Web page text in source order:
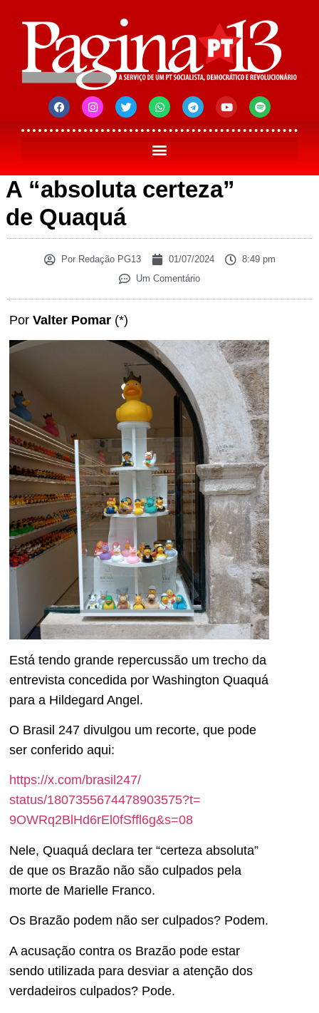
A “absoluta certeza”
de Quaquá
PorRedação PG13 01/07/2024
8:49 pm
Um Comentário
Por Valter Pomar (*)
Está tendo grande repercussão um trecho da
entrevista concedida por Washington Quaquá
para a Hildegard Angel.
O Brasil 247 divulgou um recorte, que pode
ser conferido aqui:
https://x.com/brasil247/
status/1807355674478903575?t=
9OWRq2BlHd6rEl0fSffl6g&s=08
Nele, Quaquá declara ter “certeza absoluta”
de que os Brazão não são culpados pela
morte de Marielle Franco.
Os Brazão podem não ser culpados? Podem.
A acusação contra os Brazão pode estar
sendo utilizada para desviar a atenção dos
verdadeiros culpados? Pode.